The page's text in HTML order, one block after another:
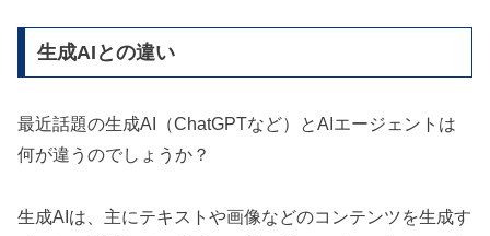
生成AIとの違い
最近話題の生成AI（ChatGPTなど）とAIエージェントは
何が違うのでしょうか？
生成AIは、主にテキストや画像などのコンテンツを生成す